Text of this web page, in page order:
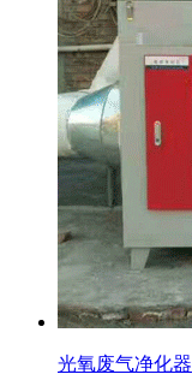
光氧废气净化器